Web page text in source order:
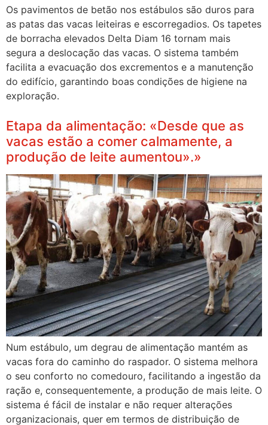
Os pavimentos de betão nos estábulos são duros para
as patas das vacas leiteiras e escorregadios. Os tapetes
de borracha elevados Delta Diam 16 tornam mais
segura a deslocação das vacas. O sistema também
facilita a evacuação dos excrementos e a manutenção
do edifício, garantindo boas condições de higiene na
exploração.
Etapa da alimentação: «Desde que as
vacas estão a comer calmamente, a
produção de leite aumentou».»
Num estábulo, um degrau de alimentação mantém as
vacas fora do caminho do raspador. O sistema melhora
o seu conforto no comedouro, facilitando a ingestão da
ração e, consequentemente, a produção de mais leite. O
sistema é fácil de instalar e não requer alterações
organizacionais, quer em termos de distribuição de